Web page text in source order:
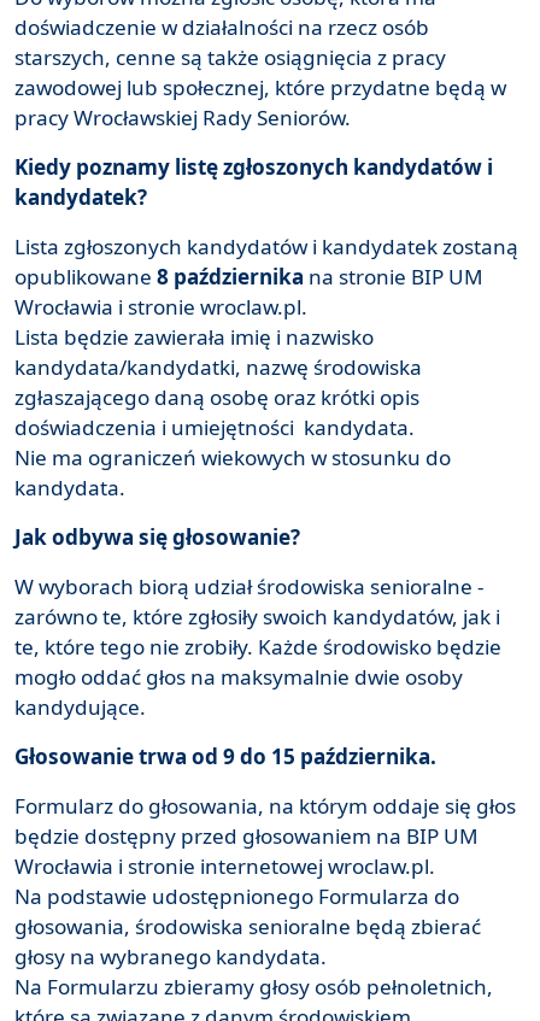
doświadczenie w działalności na rzecz osób
starszych, cenne są także osiągnięcia z pracy
zawodowej lub społecznej, które przydatne będą w
pracy Wrocławskiej Rady Seniorów.
Kiedy poznamy listę zgłoszonych kandydatów i
kandydatek?
Lista zgłoszonych kandydatów i kandydatek zostaną
opublikowane 8 października na stronie BIP UM
Wrocławia i stronie wroclaw.pl.
Lista będzie zawierała imię i nazwisko
kandydata/kandydatki, nazwę środowiska
zgłaszającego daną osobę oraz krótki opis
doświadczenia i umiejętności kandydata.
Nie ma ograniczeń wiekowych w stosunku do
kandydata.
Jak odbywa się głosowanie?
W wyborach biorą udział środowiska senioralne -
zarówno te, które zgłosiły swoich kandydatów, jak i
te, które tego nie zrobiły. Każde środowisko będzie
mogło oddać głos na maksymalnie dwie osoby
kandydujące.
Głosowanie trwa od 9 do 15 października.
Formularz do głosowania, na którym oddaje się głos
będzie dostępny przed głosowaniem na BIP UM
Wrocławia i stronie internetowej wroclaw.pl.
Na podstawie udostępnionego Formularza do
głosowania, środowiska senioralne będą zbierać
głosy na wybranego kandydata.
Na Formularzu zbieramy głosy osób pełnoletnich,